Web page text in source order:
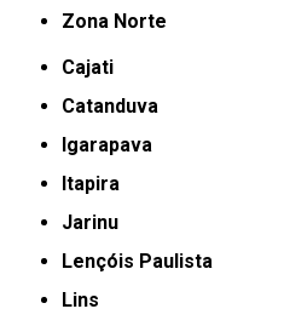
Zona Norte
Cajati
Catanduva
Igarapava
Itapira
Jarinu
Lençóis Paulista
Lins